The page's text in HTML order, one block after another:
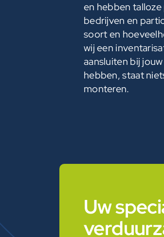
en hebben
bedrijven en
soort en
wij een
aansluiten bij
hebben, staat
monteren.
Uw